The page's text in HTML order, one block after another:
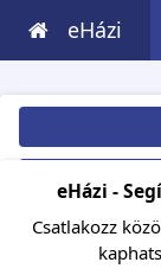
eHázi
eHázi -
Csatlakozz